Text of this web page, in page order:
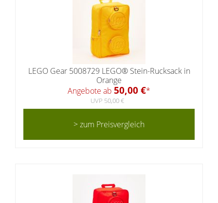
LEGO Gear 5008729 LEGO® Stein-Rucksack in
Orange
Angebote ab 50,00 €*
UVP 50,00 €
> zum Preisvergleich